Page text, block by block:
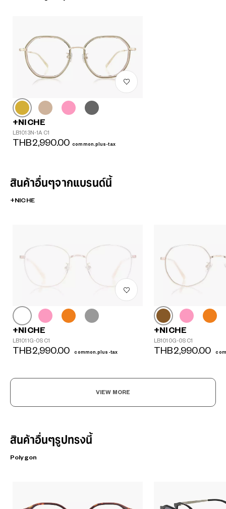
+NICHE
LB1013N-1A C1
THB2,990.00 common.plus-tax
สินค้าอื่นๆจากแบรนด์นี้
+NICHE
+NICHE
LB1011G-0S C1
THB2,990.00 common.plus-tax
+NICHE
LB1010G-0S C1
THB2,990.00
VIEW MORE
สินค้าอื่นๆรูปทรงนี้
Polygon